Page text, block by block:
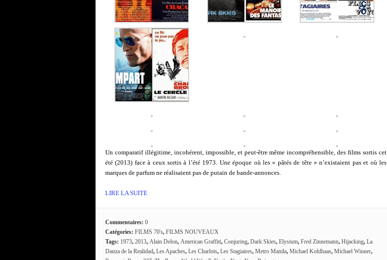
Un comparatif illégitime, incohérent, impossible, et peut-être même incompréhensible, des films sortis cet
été (2013) face à ceux sortis à l’été 1973. Une époque où les « pâtés de tête » n’existaient pas et où les
marques de parfum ne réalisaient pas de putain de bande-annonces.
LIRE LA SUITE
Commentaires: 0
Catégories: FILMS 70's, FILMS NOUVEAUX
Tags: 1973, 2013, Alain Delon, American Graffiti, Conjuring, Dark Skies, Elysium, Fred Zinnemann, Hijacking, La
Danza de la Realidad, Les Apaches, Les Charlots, Les Stagiaires, Metro Manila, Michael Kohlhaas, Michael Winner,